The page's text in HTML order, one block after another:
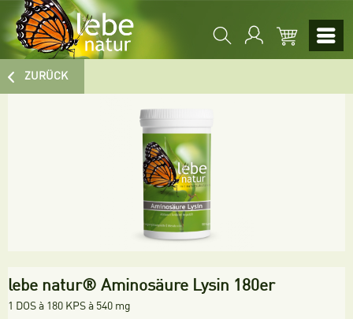
ZURÜCK
lebe natur® Aminosäure Lysin 180er
1 DOS à 180 KPS à 540 mg